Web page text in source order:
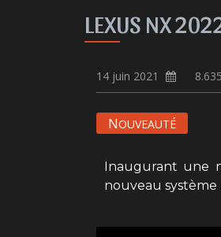
LEXUS NX
14 juin 2021 8.635
NOUVEAUTÉ
Inaugurant une
nouveau